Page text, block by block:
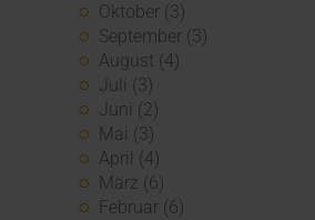
Oktober (3)
September (3)
August (4)
Juli (3)
Juni (2)
Mai (3)
April (4)
März (6)
Februar (6)